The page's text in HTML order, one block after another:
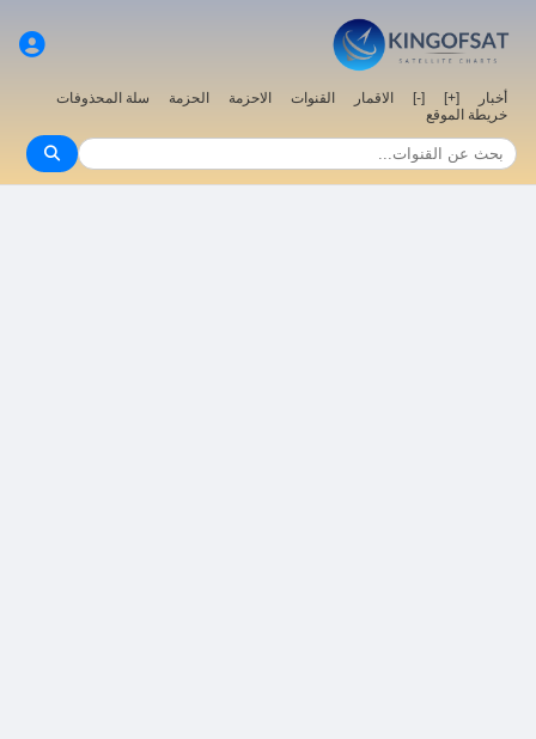
أخبار [+]
[-] الاقمار القنوات الاحزمة الحزمة
سلة المحذوفات
خريطة الموقع